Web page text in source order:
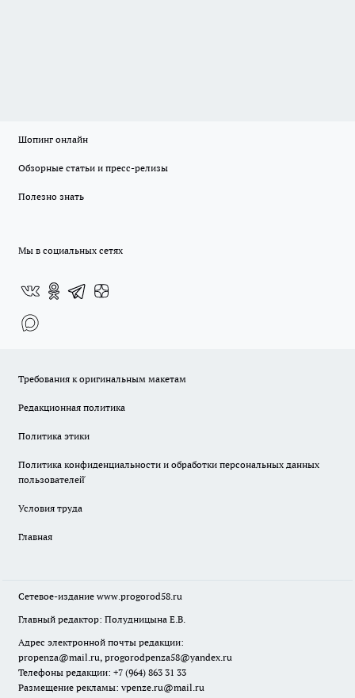
Шопинг онлайн
Обзорные статьи и пресс-релизы
Полезно знать
Мы в социальных сетях
Требования к оригинальным макетам
Редакционная политика
Политика этики
Политика конфиденциальности и обработки персональных данных
пользователей̆
Условия труда
Главная
Сетевое-издание www.progorod58.ru
Главный редактор: Полудницына Е.В.
Адрес электронной почты редакции:
propenza@mail.ru, progorodpenza58@yandex.ru
Телефоны редакции: +7 (964) 863 31 33
Размещение рекламы: vpenze.ru@mail.ru